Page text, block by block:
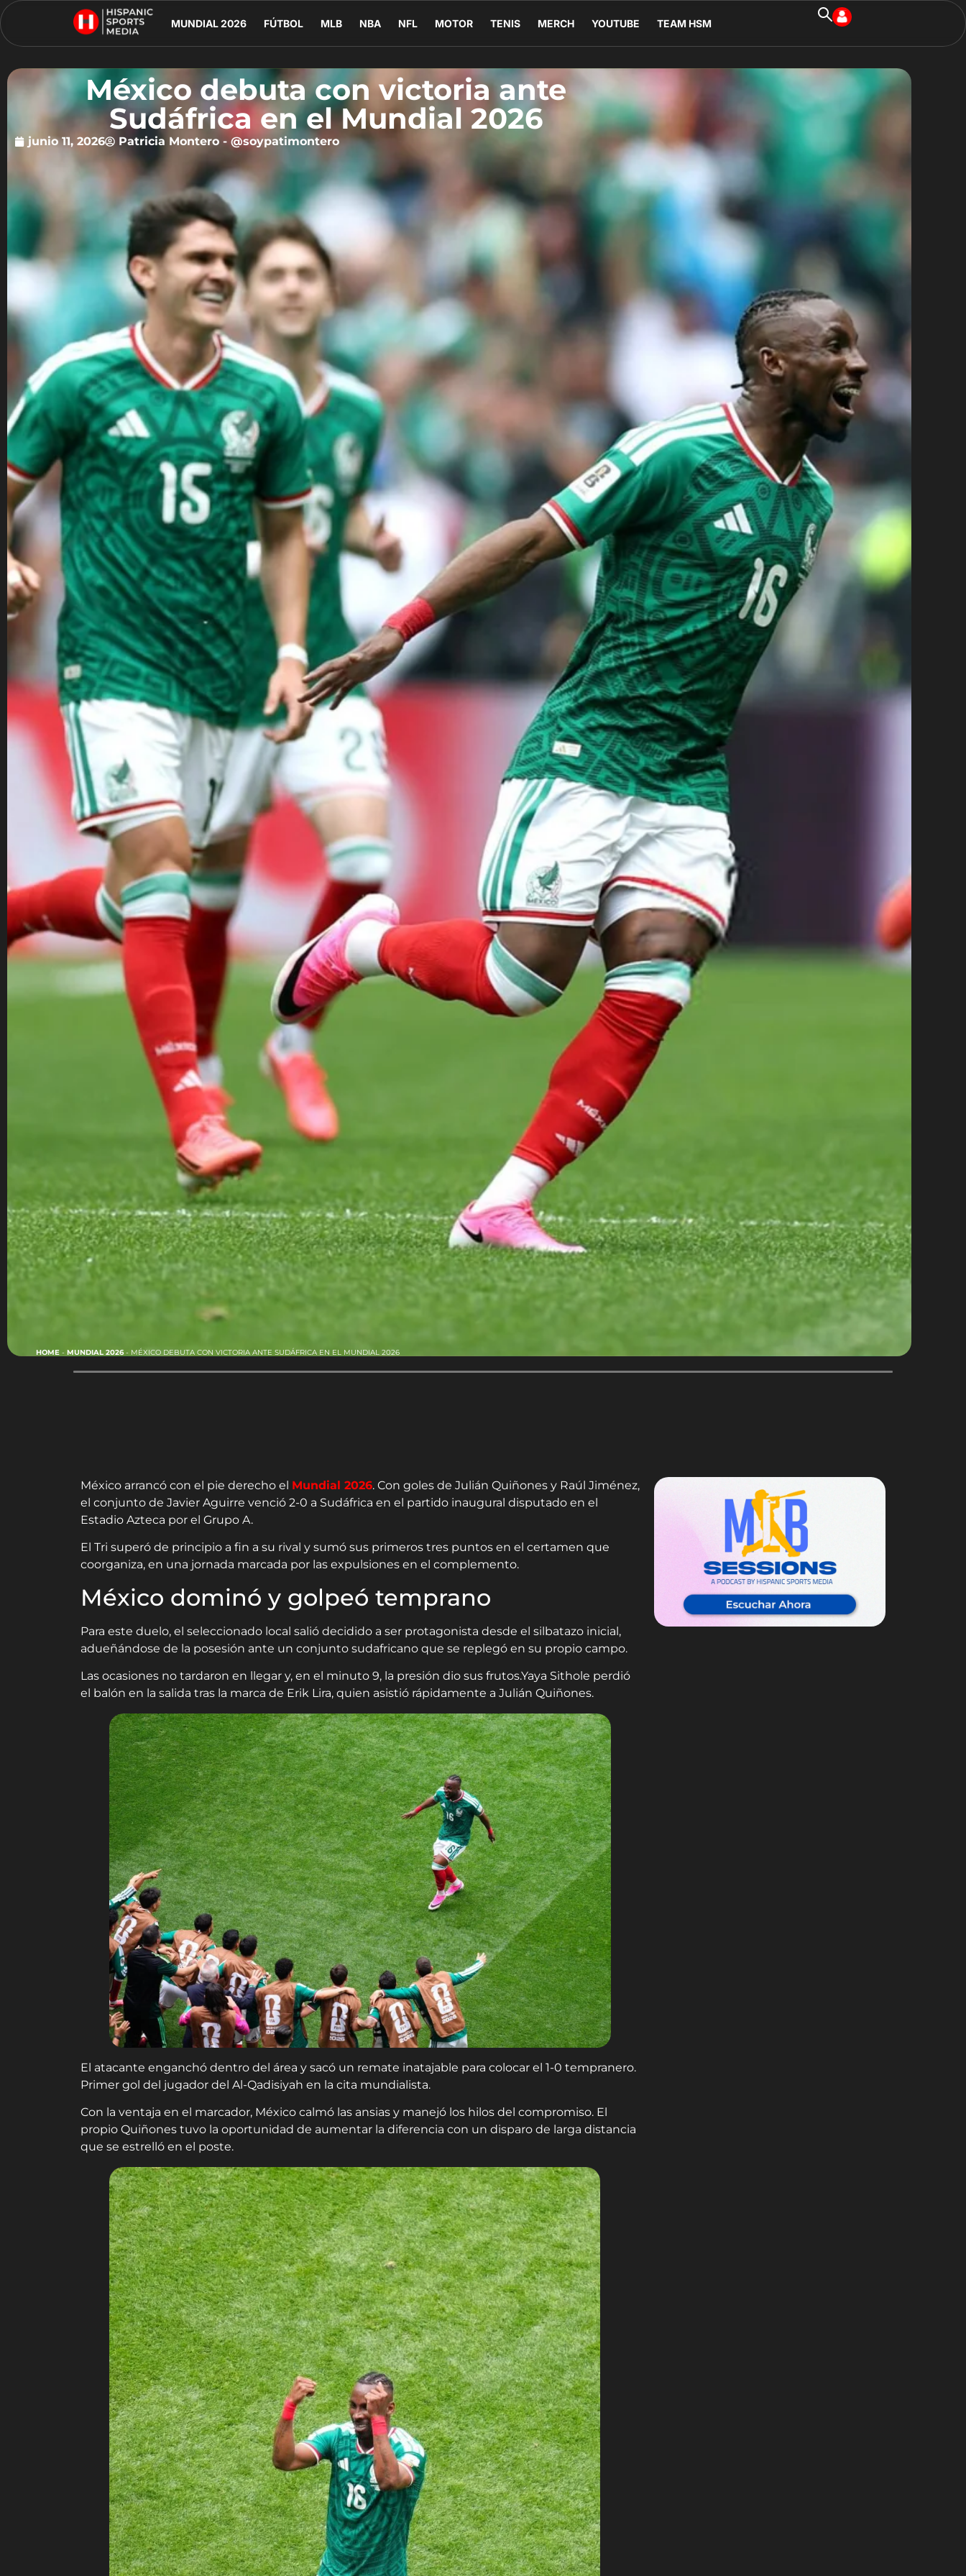
MUNDIAL 2026 FÚTBOL MLB NBA NFL MOTOR TENIS MERCH YOUTUBE TEAM HSM
México debuta con victoria ante
Sudáfrica en el Mundial 2026
junio 11, 2026 Patricia Montero - @soypatimontero
HOME- MUNDIAL 2026- MÉXICO DEBUTA CON VICTORIA ANTE SUDÁFRICA EN EL MUNDIAL 2026
México arrancó con el pie derecho el Mundial 2026. Con goles de Julián Quiñones y Raúl Jiménez,
el conjunto de Javier Aguirre venció 2-0 a Sudáfrica en el partido inaugural disputado en el
Estadio Azteca por el Grupo A.
El Tri superó de principio a fin a su rival y sumó sus primeros tres puntos en el certamen que
coorganiza, en una jornada marcada por las expulsiones en el complemento.
México dominó y golpeó temprano
Para este duelo, el seleccionado local salió decidido a ser protagonista desde el silbatazo inicial,
adueñándose de la posesión ante un conjunto sudafricano que se replegó en su propio campo.
Las ocasiones no tardaron en llegar y, en el minuto 9, la presión dio sus frutos.Yaya Sithole perdió
el balón en la salida tras la marca de Erik Lira, quien asistió rápidamente a Julián Quiñones.
El atacante enganchó dentro del área y sacó un remate inatajable para colocar el 1-0 tempranero.
Primer gol del jugador del Al-Qadisiyah en la cita mundialista.
Con la ventaja en el marcador, México calmó las ansias y manejó los hilos del compromiso. El
propio Quiñones tuvo la oportunidad de aumentar la diferencia con un disparo de larga distancia
que se estrelló en el poste.